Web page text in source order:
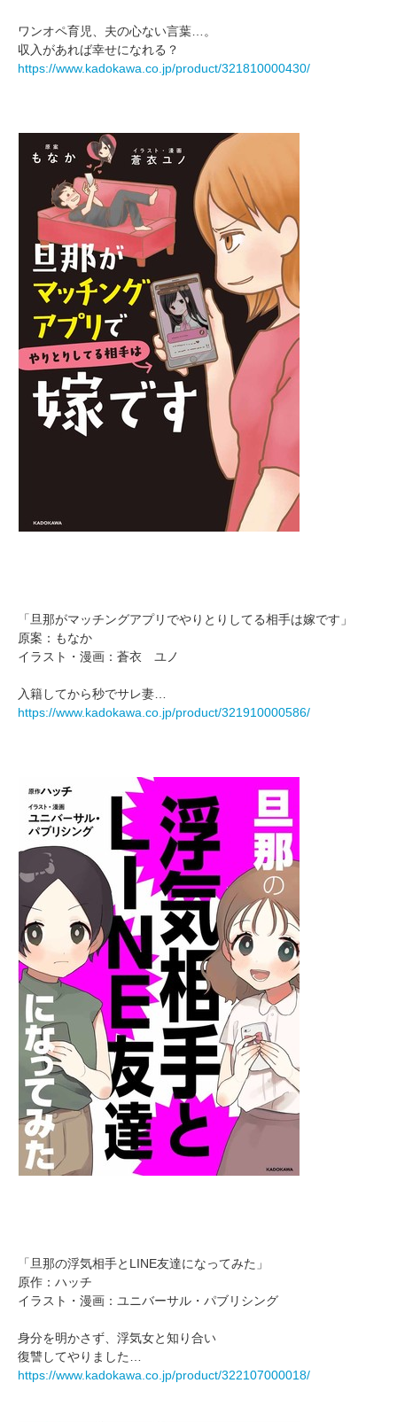
ワンオペ育児、夫の心ない言葉…。
収入があれば幸せになれる？
https://www.kadokawa.co.jp/product/321810000430/
「旦那がマッチングアプリでやりとりしてる相手は嫁です」
原案：もなか
イラスト・漫画：蒼衣 ユノ
入籍してから秒でサレ妻…
https://www.kadokawa.co.jp/product/321910000586/
「旦那の浮気相手とLINE友達になってみた」
原作：ハッチ
イラスト・漫画：ユニバーサル・パブリシング
身分を明かさず、浮気女と知り合い
復讐してやりました…
https://www.kadokawa.co.jp/product/322107000018/